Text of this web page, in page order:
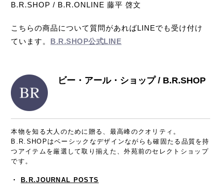
B.R.SHOP / B.R.ONLINE 藤平 啓文
こちらの商品について質問があればLINEでも受け付け
ています。 B.R.SHOP公式LINE
ビー・アール・ショップ / B.R.SHOP
本物を知る大人のために贈る、最高峰のクオリティ。
B.R.SHOPはベーシックなデザインながらも確固たる品質を持
つアイテムを厳選して取り揃えた、外苑前のセレクトショップ
です。
・B.R.JOURNAL POSTS